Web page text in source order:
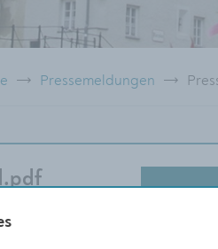
Pressemeldungen